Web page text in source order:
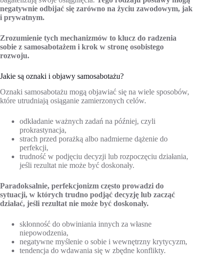
negatywnie odbijać się zarówno na życiu zawodowym, jak
i prywatnym.
Zrozumienie tych mechanizmów to klucz do radzenia
sobie z samosabotażem i krok w stronę osobistego
rozwoju.
Jakie są oznaki i objawy samosabotażu?
Oznaki samosabotażu mogą objawiać się na wiele sposobów,
które utrudniają osiąganie zamierzonych celów.
odkładanie ważnych zadań na później, czyli
prokrastynacja,
strach przed porażką albo nadmierne dążenie do
perfekcji,
trudność w podjęciu decyzji lub rozpoczęciu działania,
jeśli rezultat nie może być doskonały.
Paradoksalnie, perfekcjonizm często prowadzi do
sytuacji, w których trudno podjąć decyzję lub zacząć
działać, jeśli rezultat nie może być doskonały.
skłonność do obwiniania innych za własne
niepowodzenia,
negatywne myślenie o sobie i wewnętrzny krytycyzm,
tendencja do wdawania się w zbędne konflikty.